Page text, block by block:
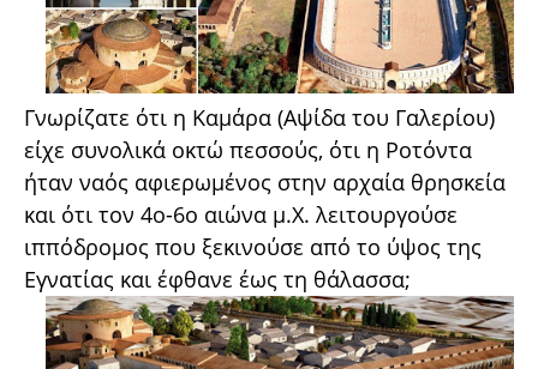
Γνωρίζατε ότι η Καμάρα (Αψίδα του Γαλερίου)
είχε συνολικά οκτώ πεσσούς, ότι η Ροτόντα
ήταν ναός αφιερωμένος στην αρχαία θρησκεία
και ότι τον 4ο-6ο αιώνα μ.Χ. λειτουργούσε
ιππόδρομος που ξεκινούσε από το ύψος της
Εγνατίας και έφθανε έως τη θάλασσα;